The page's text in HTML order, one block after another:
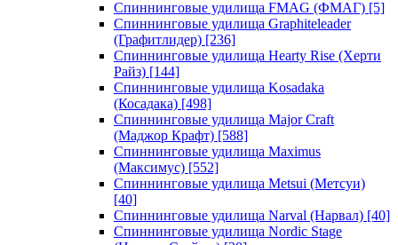
Спиннинговые удилища FMAG (ФМАГ) [5]
Спиннинговые удилища Graphiteleader
(Графитлидер) [236]
Спиннинговые удилища Hearty Rise (Херти
Райз) [144]
Спиннинговые удилища Kosadaka
(Косадака) [498]
Спиннинговые удилища Major Craft
(Маджор Крафт) [588]
Спиннинговые удилища Maximus
(Максимус) [552]
Спиннинговые удилища Metsui (Метсуи)
[40]
Спиннинговые удилища Narval (Нарвал) [40]
Спиннинговые удилища Nordic Stage